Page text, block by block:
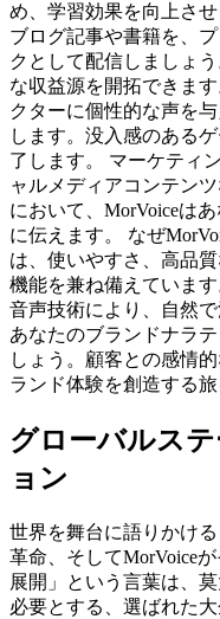
め、学習効果を向上さ
ブログ記事や書籍を、
クとして配信しましょ
な収益源を開拓できま
クターに個性的な声を
します。没入感のある
了します。 マーケティ
ャルメディアコンテン
において、MorVoiceは
に伝えます。 なぜ
は、使いやすさ、高品
機能を兼ね備えていま
音声技術により、自然
あなたのブランドナラ
しょう。顧客との感情
ランド体験を創造する
グローバルス
ョン
世界を舞台に語りかけ
革命、そしてMorVoice
展開」という言葉は、
必要とする、選ばれた